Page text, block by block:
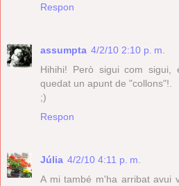
Respon
assumpta 4/2/10 2:10 p. m.
Hihihi! Però sigui com sigui,
quedat un apunt de "collons"!.
;)
Respon
Júlia 4/2/10 4:11 p. m.
A mi també m'ha arribat avui